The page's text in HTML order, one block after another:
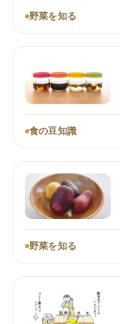
野菜を知る
食の豆知識
野菜を知る